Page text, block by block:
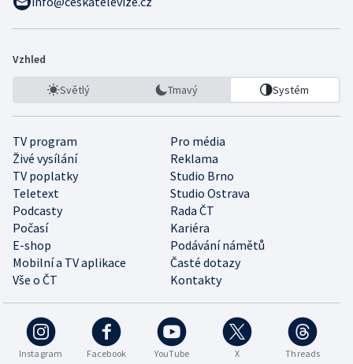
Vzhled
Světlý Tmavý Systém
TV program
Pro média
Živé vysílání
Reklama
TV poplatky
Studio Brno
Teletext
Studio Ostrava
Podcasty
Rada ČT
Počasí
Kariéra
E-shop
Podávání námětů
Mobilní a TV aplikace
Časté dotazy
Vše o ČT
Kontakty
Instagram Facebook YouTube X Threads